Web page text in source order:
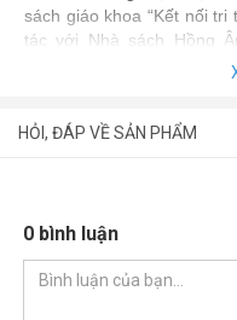
sách giáo khoa “Kết nối
tác với Nhà sách Hồng
Hướng Dẫn Học Tốt
Bộ sách gồm ba quyển:
Quyển 2: Hướng dẫn học
Quyển 3: Hướng dẫn học
HỎI, ĐÁP VỀ SẢN PHẨM
0 bình luận